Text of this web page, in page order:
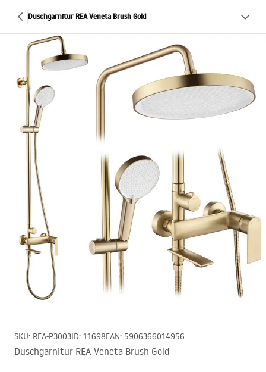
Duschgarnitur REA Veneta Brush Gold
SKU: REA-P3003ID: 11698EAN: 5906366014956
Duschgarnitur REA Veneta Brush Gold